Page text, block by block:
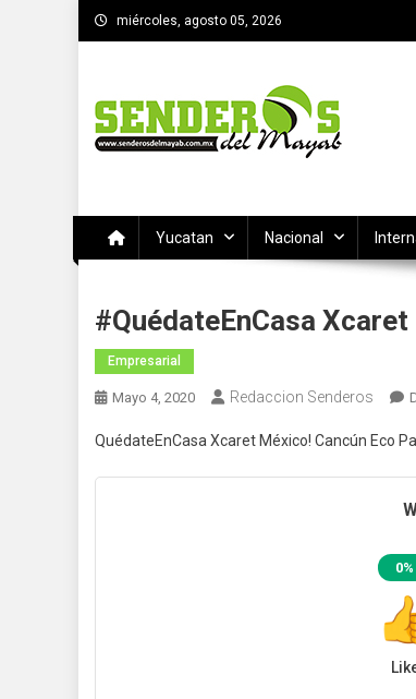
Saltar
al
miércoles, agosto 05, 2026
Yucatan Nacional
#QuédateEnCasa
Empresarial
Mayo 4, 2020 Redaccion Senderos
QuédateEnCasa Xcaret México! Cancún Eco
0%